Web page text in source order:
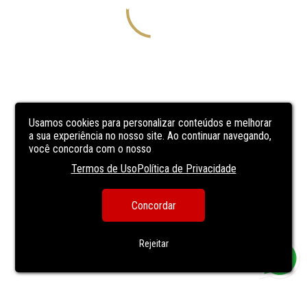
Usamos cookies para personalizar conteúdos e melhorar
a sua experiência no nosso site. Ao continuar navegando,
você concorda com o nosso
Termos de UsoPolítica de Privacidade
Concordar
Rejeitar